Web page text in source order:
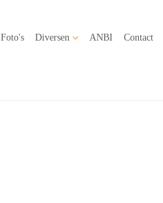
Foto's Diversen ANBI Contact